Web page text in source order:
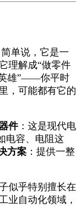
简单说，它是一
理解成“做零件
英雄”——你平时
，可能都有它的
件：这是现代电
电容、电阻这
方案 ：提供一整
似乎特别擅长在
业自动化领域，